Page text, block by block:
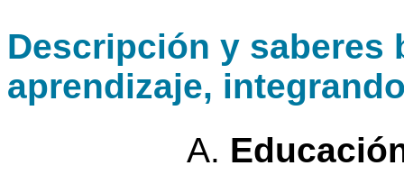
Descripción y saberes
aprendizaje,
​​​​​​​A. ​​​​​​​